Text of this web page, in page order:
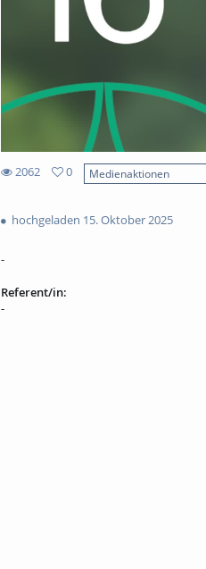
2062
views
0
Medienaktionen
hochgeladen 15. Oktober 2025
-
Referent/in:
-